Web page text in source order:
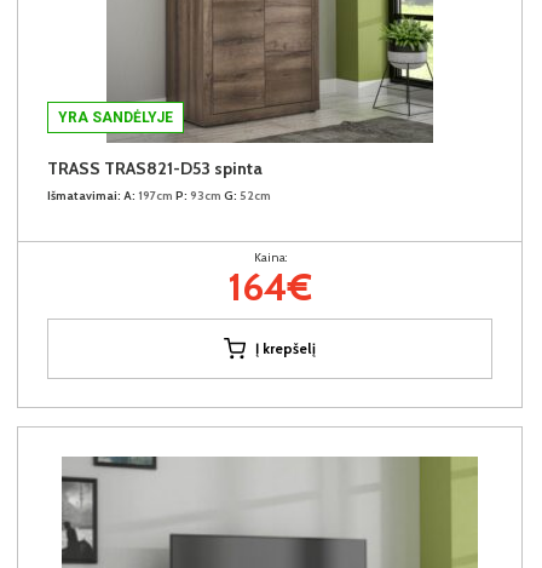
YRA SANDĖLYJE
TRASS TRAS821-D53 spinta
Išmatavimai: A: 197cm P: 93cm G: 52cm
Kaina:
164€
Į krepšelį